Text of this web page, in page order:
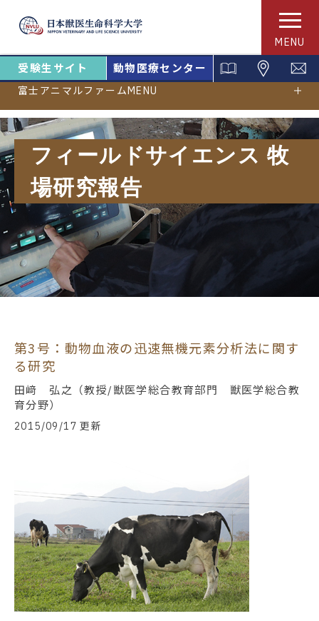
MENU
受験生サイト 動物医療センター
富士アニマルファームMENU
フィールドサイエンス 牧
場研究報告
第3号：動物血液の迅速無機元素分析法に関す
る研究
田﨑 弘之（教授/獣医学総合教育部門 獣医学総合教
育分野）
2015/09/17 更新